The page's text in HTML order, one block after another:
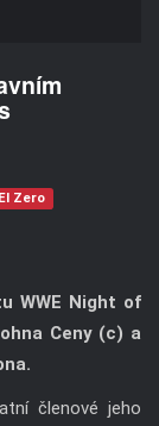
Zero
WWE Night of
Ceny (c) a
členové jeho